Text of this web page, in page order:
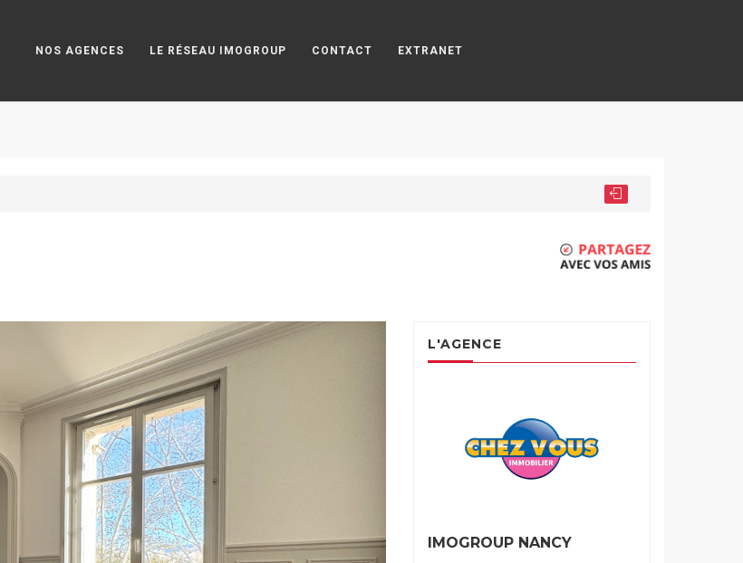
NOS AGENCES LE RÉSEAU IMOGROUP CONTACT EXTRANET
L'AGENCE
IMOGROUP NANCY